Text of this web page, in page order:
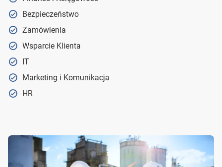
Bezpieczeństwo
Zamówienia
Wsparcie Klienta
IT
Marketing i Komunikacja
HR